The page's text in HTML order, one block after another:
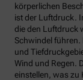
körperlichen
ist der Luftdruck.
die den Luftdruck
Schwindel
und
Wind und Regen.
einstellen, was zu